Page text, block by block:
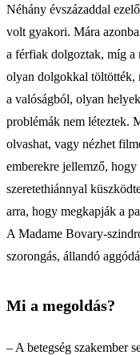
Néhány évszázaddal
volt gyakori. Mára
a férfiak dolgoztak, míg a
olyan dolgokkal töltötték,
a valóságból, olyan
problémák nem léteztek.
olvashat, vagy nézhet
emberekre jellemző,
szeretethiánnyal
arra, hogy megkapják a
A Madame Bovary-
szorongás, állandó
Mi a megoldás?
– A betegség szakember